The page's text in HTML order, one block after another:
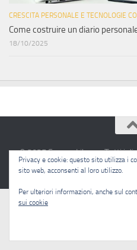
CRESCITA PERSONALE E TECNOLOGIE
Come costruire un diario
18/10/2025
© 2025 Sapere Libero · Tutti i
Privacy e cookie: questo sito utilizza i
sito web, acconsenti al loro utilizzo.
Per ulteriori informazioni, anche sul
sui cookie